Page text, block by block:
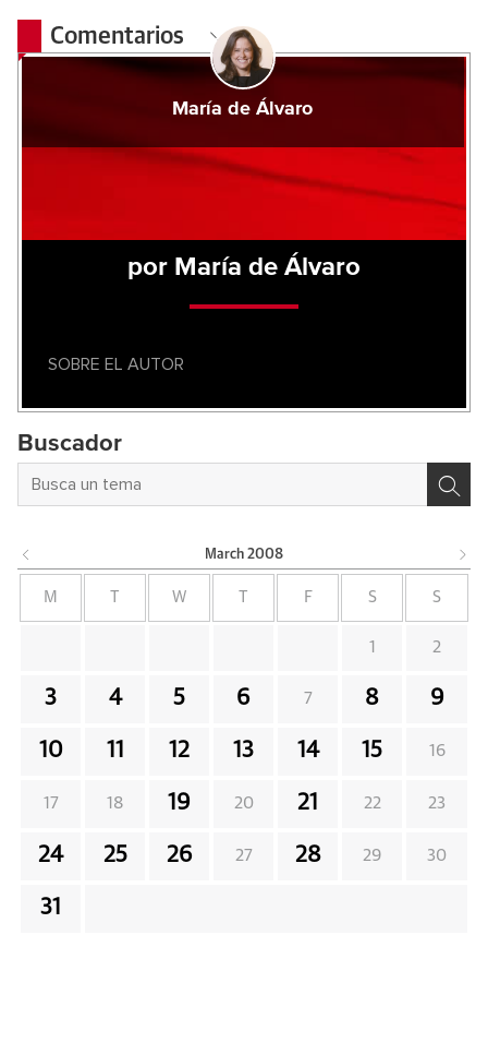
Comentarios
María de Álvaro
por María de Álvaro
SOBRE EL AUTOR
Buscador
March 2008
M W F S S
1 2
3 4 5 6 7 8 9
10 11 12 13 14 15 16
17 18 19 20 21 22 23
24 25 26 27 28 29 30
31